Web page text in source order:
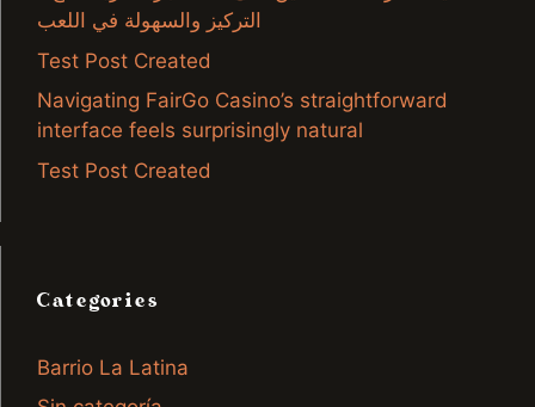
التركيز والسهولة في اللعب
Test Post Created
Navigating FairGo Casino’s straightforward
interface feels surprisingly natural
Test Post Created
Categories
Barrio La Latina